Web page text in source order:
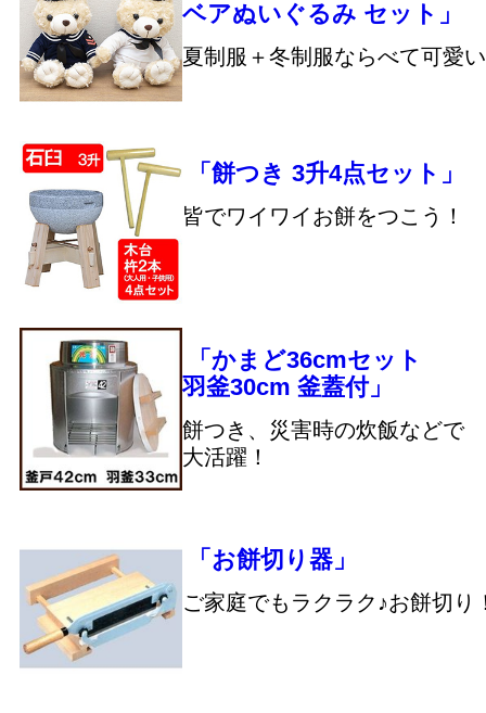
ベアぬいぐるみ セット」
夏制服＋冬制服ならべて可愛い
「餅つき 3升4点セット」
皆でワイワイお餅をつこう！
「かまど36cmセット
羽釜30cm 釜蓋付」
餅つき、災害時の炊飯などで
大活躍！
「お餅切り器」
ご家庭でもラクラク♪お餅切り